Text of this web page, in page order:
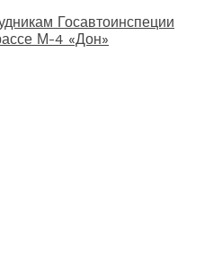
Госавтоинспеции
М-4 «Дон»